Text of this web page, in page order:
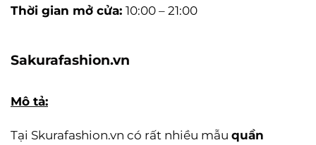
Thời gian mở cửa: 10:00 – 21:00
Sakurafashion.vn
Mô tả:
Tại Skurafashion.vn có rất nhiều mẫu quần